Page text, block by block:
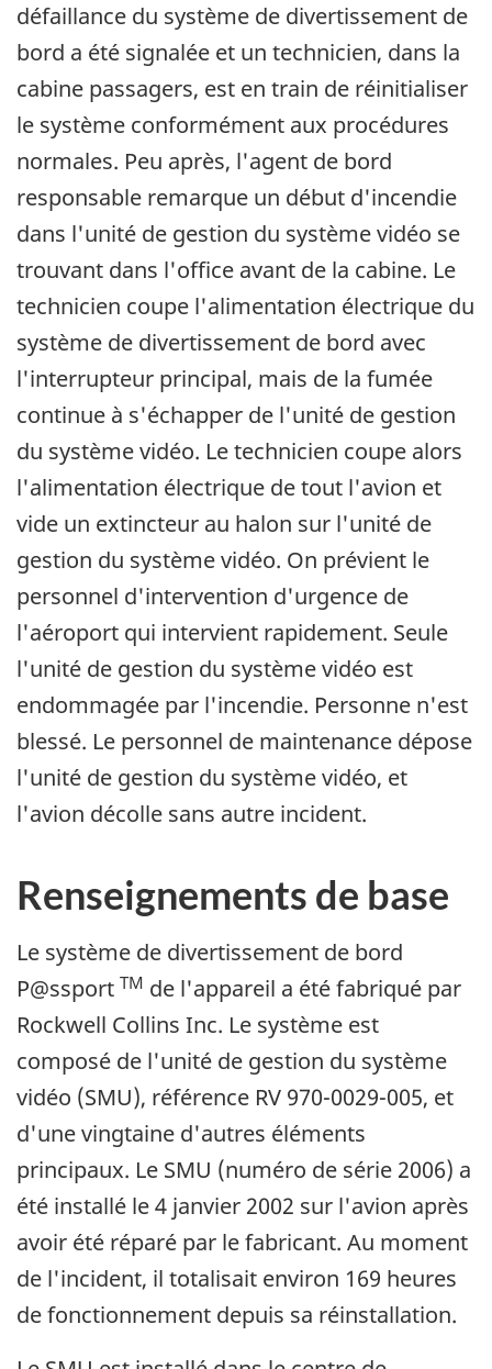
défaillance du système de divertissement de
bord a été signalée et un technicien, dans la
cabine passagers, est en train de réinitialiser
le système conformément aux procédures
normales. Peu après, l'agent de bord
responsable remarque un début d'incendie
dans l'unité de gestion du système vidéo se
trouvant dans l'office avant de la cabine. Le
technicien coupe l'alimentation électrique du
système de divertissement de bord avec
l'interrupteur principal, mais de la fumée
continue à s'échapper de l'unité de gestion
du système vidéo. Le technicien coupe alors
l'alimentation électrique de tout l'avion et
vide un extincteur au halon sur l'unité de
gestion du système vidéo. On prévient le
personnel d'intervention d'urgence de
l'aéroport qui intervient rapidement. Seule
l'unité de gestion du système vidéo est
endommagée par l'incendie. Personne n'est
blessé. Le personnel de maintenance dépose
l'unité de gestion du système vidéo, et
l'avion décolle sans autre incident.
Renseignements de base
Le système de divertissement de bord
P@ssport TM de l'appareil a été fabriqué par
Rockwell Collins Inc. Le système est
composé de l'unité de gestion du système
vidéo (SMU), référence RV 970-0029-005, et
d'une vingtaine d'autres éléments
principaux. Le SMU (numéro de série 2006) a
été installé le 4 janvier 2002 sur l'avion après
avoir été réparé par le fabricant. Au moment
de l'incident, il totalisait environ 169 heures
de fonctionnement depuis sa réinstallation.